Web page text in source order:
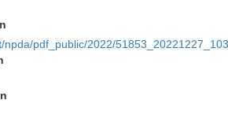
npda/pdf_public/2022/